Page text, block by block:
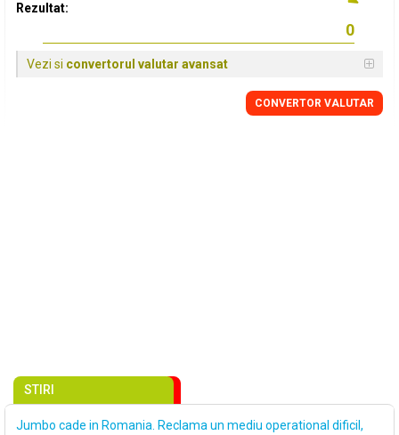
Rezultat:
Vezi si convertorul valutar avansat
CONVERTOR VALUTAR
STIRI
Jumbo cade in Romania. Reclama un mediu operational dificil,